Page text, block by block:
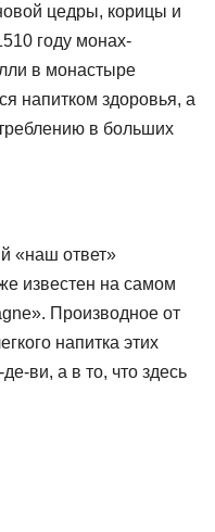
цедры, корицы и
году монах-
в монастыре
напитком здоровья, а
в больших
«наш ответ»
известен на самом
Производное от
напитка этих
ви, а в то, что здесь